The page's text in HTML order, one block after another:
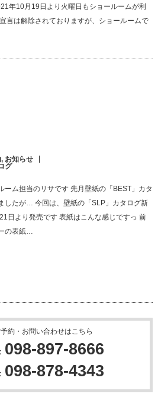
年10月19日より火曜日もショールームが利
言は解除されておりますが、ショールームで
, お知らせ
グ
ム担当のリサです 先月壁紙の「BEST」カタ
したが… 今回は、壁紙の「SLP」カタログ新
日より発売です 表紙はこんな感じですっ 前
の表紙…
約・お問い合わせはこちら
098-897-8666
098-878-4343